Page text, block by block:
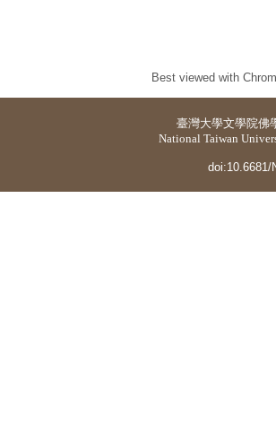
Best viewed with
臺灣大學文學院佛
National Taiwan
doi:10.6681/